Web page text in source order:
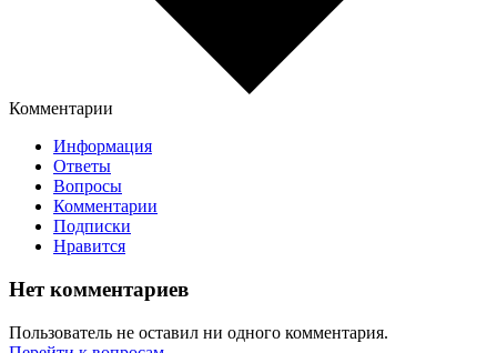
Комментарии
Информация
Ответы
Вопросы
Комментарии
Подписки
Нравится
Нет комментариев
Пользователь не оставил ни одного комментария.